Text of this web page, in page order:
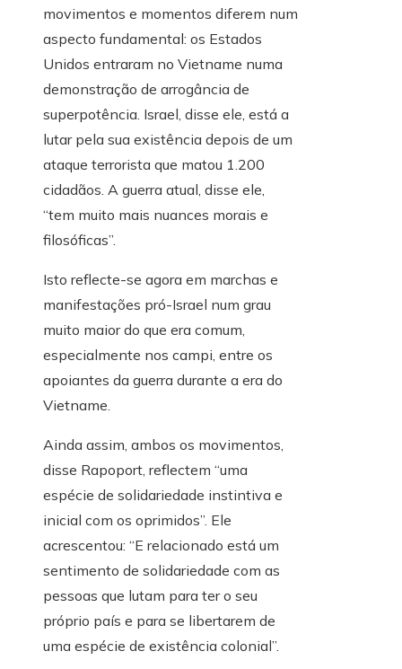
movimentos e momentos diferem num
aspecto fundamental: os Estados
Unidos entraram no Vietname numa
demonstração de arrogância de
superpotência. Israel, disse ele, está a
lutar pela sua existência depois de um
ataque terrorista que matou 1.200
cidadãos. A guerra atual, disse ele,
“tem muito mais nuances morais e
filosóficas”.
Isto reflecte-se agora em marchas e
manifestações pró-Israel num grau
muito maior do que era comum,
especialmente nos campi, entre os
apoiantes da guerra durante a era do
Vietname.
Ainda assim, ambos os movimentos,
disse Rapoport, reflectem “uma
espécie de solidariedade instintiva e
inicial com os oprimidos”. Ele
acrescentou: “E relacionado está um
sentimento de solidariedade com as
pessoas que lutam para ter o seu
próprio país e para se libertarem de
uma espécie de existência colonial”.